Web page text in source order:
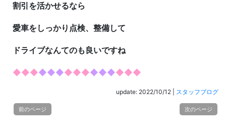
割引を活かせるなら
愛車をしっかり点検、整備して
ドライブなんてのも良いですね
◆◆◆◆◆◆◆◆◆◆◆◆◆◆◆
update: 2022/10/12 スタッフブログ
前のページ 次のページ